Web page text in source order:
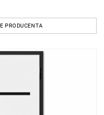
PRODUCENTA